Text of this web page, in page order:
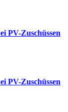
PV-Zuschüssen
PV-Zuschüssen